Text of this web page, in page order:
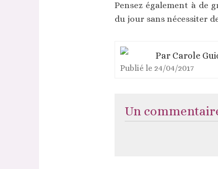
Pensez également à de
du jour sans nécessiter
Par Carole
Publié le 24/04/2017
Un